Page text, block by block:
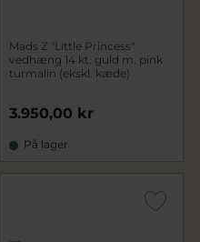
Mads Z "Little Princess"
vedhæng 14 kt. guld m. pink
turmalin (ekskl. kæde)
3.950,00 kr
På lager